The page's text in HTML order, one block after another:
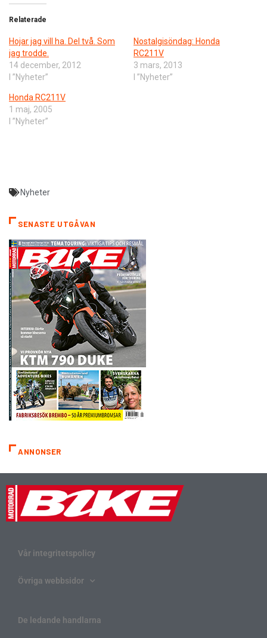
Relaterade
Hojar jag vill ha. Del två. Som
jag trodde.
14 december, 2012
I ”Nyheter”
Nostalgisöndag: Honda
RC211V
3 mars, 2013
I ”Nyheter”
Honda RC211V
1 maj, 2005
I ”Nyheter”
Nyheter
SENASTE UTGÅVAN
ANNONSER
Vår integritetspolicy
Övriga webbsidor
De ledande handlarna